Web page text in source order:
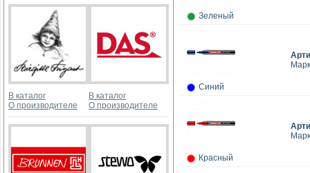
В каталог
О производителе
В каталог
О производителе
Зеленый
Синий
Красный